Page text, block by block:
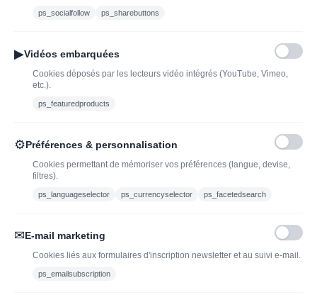
Bouteilles d'exception
à découvrir| J’adopte un
vin
Caviste en ligne pour l’adoption de vin, champagne,
contact@jadopteunvin.fr
ps_socialfollow ps_sharebuttons
▶Vidéos embarquées
Cookies déposés par les lecteurs vidéo intégrés (YouTube, Vimeo,
etc.).
ps_featuredproducts
⚙Préférences & personnalisation
Cookies permettant de mémoriser vos préférences (langue, devise,
filtres).
ps_languageselector ps_currencyselector ps_facetedsearch
✉E-mail marketing
Cookies liés aux formulaires d'inscription newsletter et au suivi e-mail.
ps_emailsubscription